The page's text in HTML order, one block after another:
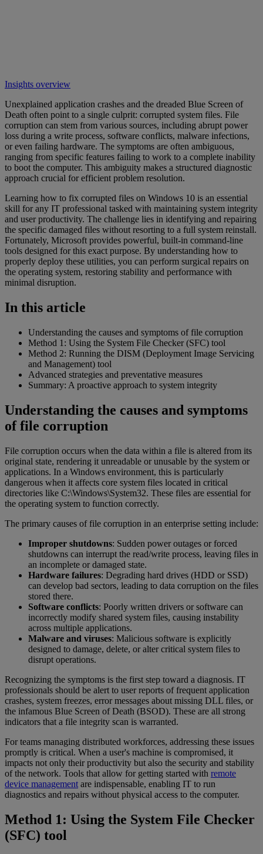
Insights overview
Unexplained application crashes and the dreaded Blue Screen of
Death often point to a single culprit: corrupted system files. File
corruption can stem from various sources, including abrupt power
loss during a write process, software conflicts, malware infections,
or even failing hardware. The symptoms are often ambiguous,
ranging from specific features failing to work to a complete inability
to boot the computer. This ambiguity makes a structured diagnostic
approach crucial for efficient problem resolution.
Learning how to fix corrupted files on Windows 10 is an essential
skill for any IT professional tasked with maintaining system integrity
and user productivity. The challenge lies in identifying and repairing
the specific damaged files without resorting to a full system reinstall.
Fortunately, Microsoft provides powerful, built-in command-line
tools designed for this exact purpose. By understanding how to
properly deploy these utilities, you can perform surgical repairs on
the operating system, restoring stability and performance with
minimal disruption.
In this article
Understanding the causes and symptoms of file corruption
Method 1: Using the System File Checker (SFC) tool
Method 2: Running the DISM (Deployment Image Servicing
and Management) tool
Advanced strategies and preventative measures
Summary: A proactive approach to system integrity
Understanding the causes and symptoms
of file corruption
File corruption occurs when the data within a file is altered from its
original state, rendering it unreadable or unusable by the system or
applications. In a Windows environment, this is particularly
dangerous when it affects core system files located in critical
directories like C:\Windows\System32. These files are essential for
the operating system to function correctly.
The primary causes of file corruption in an enterprise setting include:
Improper shutdowns: Sudden power outages or forced
shutdowns can interrupt the read/write process, leaving files in
an incomplete or damaged state.
Hardware failures: Degrading hard drives (HDD or SSD)
can develop bad sectors, leading to data corruption on the files
stored there.
Software conflicts: Poorly written drivers or software can
incorrectly modify shared system files, causing instability
across multiple applications.
Malware and viruses: Malicious software is explicitly
designed to damage, delete, or alter critical system files to
disrupt operations.
Recognizing the symptoms is the first step toward a diagnosis. IT
professionals should be alert to user reports of frequent application
crashes, system freezes, error messages about missing DLL files, or
the infamous Blue Screen of Death (BSOD). These are all strong
indicators that a file integrity scan is warranted.
For teams managing distributed workforces, addressing these issues
promptly is critical. When a user's machine is compromised, it
impacts not only their productivity but also the security and stability
of the network. Tools that allow for getting started with remote
device management are indispensable, enabling IT to run
diagnostics and repairs without physical access to the computer.
Method 1: Using the System File Checker
(SFC) tool